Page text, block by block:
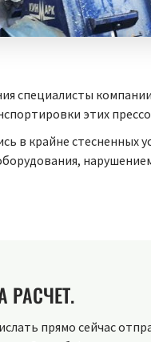
специалисты
этих
в крайне стесненных
РАСЧЕТ.
прямо сейчас